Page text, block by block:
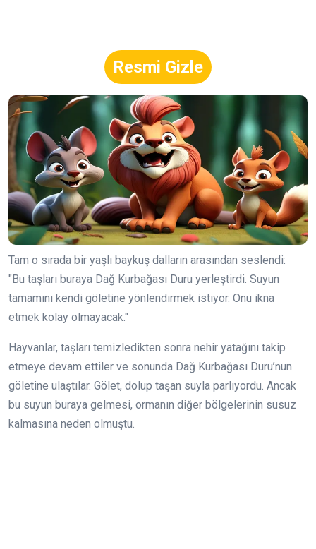
Resmi Gizle
Tam o sırada bir yaşlı baykuş dalların arasından seslendi:
"Bu taşları buraya Dağ Kurbağası Duru yerleştirdi. Suyun
tamamını kendi göletine yönlendirmek istiyor. Onu ikna
etmek kolay olmayacak."
Hayvanlar, taşları temizledikten sonra nehir yatağını takip
etmeye devam ettiler ve sonunda Dağ Kurbağası Duru’nun
göletine ulaştılar. Gölet, dolup taşan suyla parlıyordu. Ancak
bu suyun buraya gelmesi, ormanın diğer bölgelerinin susuz
kalmasına neden olmuştu.